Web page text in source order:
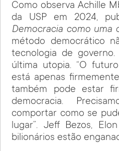
Como observa Achille
da USP em 2024,
Democracia como uma
método democrático
tecnologia de
última utopia. “O
está apenas
também pode estar
democracia.
comportar como se
lugar”. Jeff Bezos,
bilionários estão